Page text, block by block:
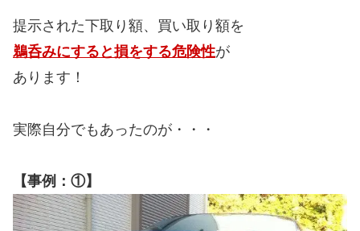
提示された下取り額、買い取り額を
鵜呑みにすると損をする危険性が
あります！
実際自分でもあったのが・・・
【事例：①】